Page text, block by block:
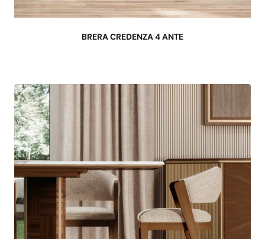
BRERA CREDENZA 4 ANTE